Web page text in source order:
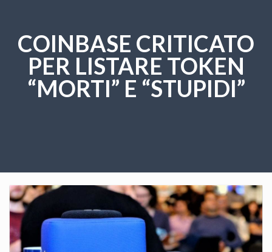
COINBASE CRITICATO
PER LISTARE TOKEN
“MORTI” E “STUPIDI”